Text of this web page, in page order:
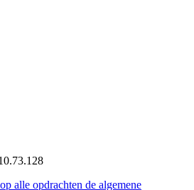
alle opdrachten de algemene